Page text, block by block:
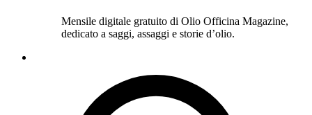
Mensile digitale gratuito di Olio Officina Magazine,
dedicato a saggi, assaggi e storie d’olio.